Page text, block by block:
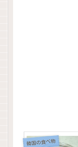
韓国の食べ物